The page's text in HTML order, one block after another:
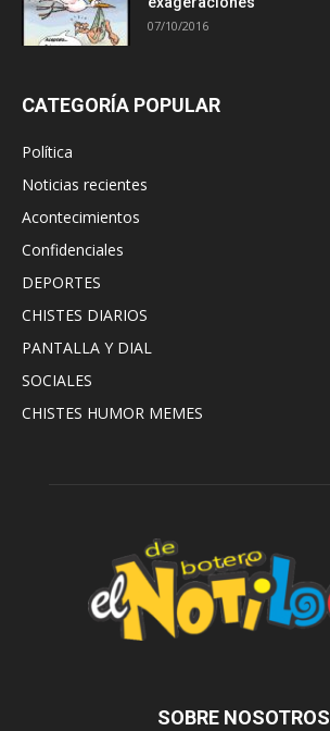
07/10/2016
CATEGORÍA POPULAR
Política
Noticias recientes
Acontecimientos
Confidenciales
DEPORTES
CHISTES DIARIOS
PANTALLA Y DIAL
SOCIALES
CHISTES HUMOR MEMES
SOBRE NOSOTROS